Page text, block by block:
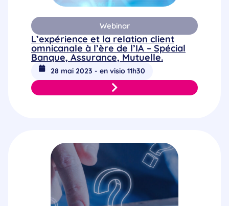
Webinar
L’expérience et la relation client
omnicanale à l’ère de l’IA – Spécial
Banque, Assurance, Mutuelle.
28 mai 2023 - en visio 11h30